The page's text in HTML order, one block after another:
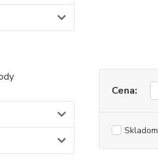
Cena:
Skladom